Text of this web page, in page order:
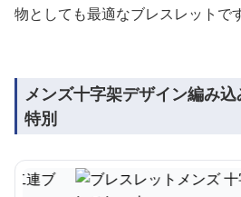
物としても最適なブレスレットです
メンズ十字架デザイン編み
特別